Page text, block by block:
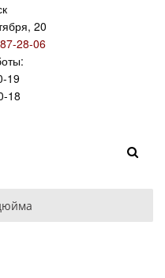
20
28-06
19
18